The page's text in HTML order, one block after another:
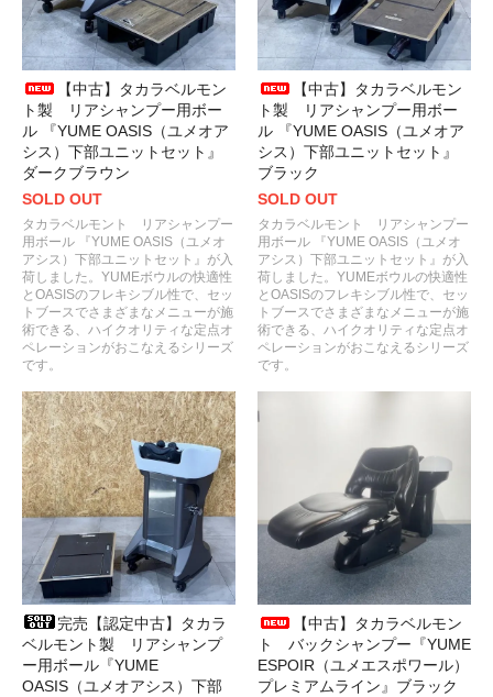
【中古】タカラベルモン
ト製 リアシャンプー用ボー
ル 『YUME OASIS（ユメオア
シス）下部ユニットセット』
ダークブラウン
SOLD OUT
タカラベルモント リアシャンプー
用ボール 『YUME OASIS（ユメオ
アシス）下部ユニットセット』が入
荷しました。YUMEボウルの快適性
とOASISのフレキシブル性で、セッ
トブースでさまざまなメニューが施
術できる、ハイクオリティな定点オ
ペレーションがおこなえるシリーズ
です。
【中古】タカラベルモン
ト製 リアシャンプー用ボー
ル 『YUME OASIS（ユメオア
シス）下部ユニットセット』
ブラック
SOLD OUT
タカラベルモント リアシャンプー
用ボール 『YUME OASIS（ユメオ
アシス）下部ユニットセット』が入
荷しました。YUMEボウルの快適性
とOASISのフレキシブル性で、セッ
トブースでさまざまなメニューが施
術できる、ハイクオリティな定点オ
ペレーションがおこなえるシリーズ
です。
完売【認定中古】タカラ
ベルモント製 リアシャンプ
ー用ボール『YUME
OASIS（ユメオアシス）下部
【中古】タカラベルモン
ト バックシャンプー『YUME
ESPOIR（ユメエスポワール）
プレミアムライン』ブラック